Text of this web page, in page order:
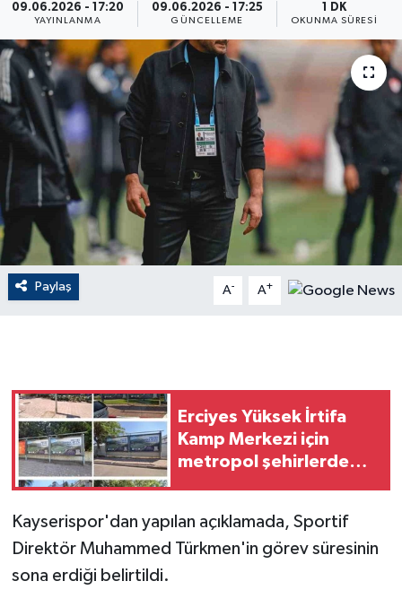
09.06.2026 - 17:20
YAYINLANMA
09.06.2026 - 17:25
GÜNCELLEME
1 DK
OKUNMA SÜRESI
Paylaş A- A+
Erciyes Yüksek İrtifa
Kamp Merkezi için
metropol şehirlerde
Kayserispor'dan yapılan açıklamada, Sportif
Direktör Muhammed Türkmen'in görev süresinin
sona erdiği belirtildi.
ÇEVRE
Dış Haberler
Dünya
EĞİTİM
EKONOMİ
English News
Gayrimenkul
GENEL
Güvenlik
HABERDE İNSAN